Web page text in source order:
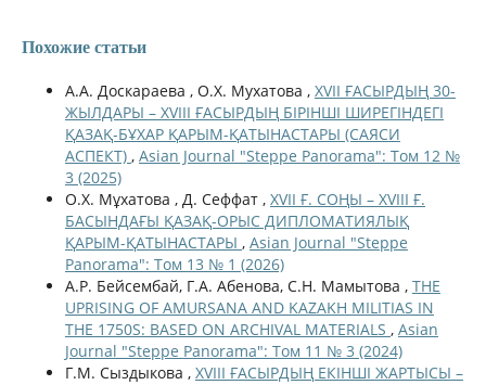
Похожие статьи
А.А. Доскараева , О.Х. Мухатова , XVII ҒАСЫРДЫҢ 30-
ЖЫЛДАРЫ – XVIIІ ҒАСЫРДЫҢ БІРІНШІ ШИРЕГІНДЕГІ
ҚАЗАҚ-БҰХАР ҚАРЫМ-ҚАТЫНАСТАРЫ (САЯСИ
АСПЕКТ) , Asian Journal "Steppe Panorama": Том 12 №
3 (2025)
О.Х. Мұхатова , Д. Сеффат , XVII Ғ. СОҢЫ – XVIII Ғ.
БАСЫНДАҒЫ ҚАЗАҚ-ОРЫС ДИПЛОМАТИЯЛЫҚ
ҚАРЫМ-ҚАТЫНАСТАРЫ , Asian Journal "Steppe
Panorama": Том 13 № 1 (2026)
А.Р. Бейсембай, Г.А. Абенова, С.Н. Мамытова , THE
UPRISING OF AMURSANA AND KAZAKH MILITIAS IN
THE 1750S: BASED ON ARCHIVAL MATERIALS , Asian
Journal "Steppe Panorama": Том 11 № 3 (2024)
Г.М. Сыздыкова , XVIII ҒАСЫРДЫҢ ЕКІНШІ ЖАРТЫСЫ –